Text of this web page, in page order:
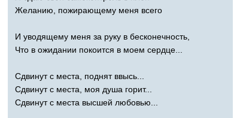
Желанию, пожирающему меня всего
И уводящему меня за руку в бесконечность,
Что в ожидании покоится в моем сердце...
Сдвинут с места, поднят ввысь...
Сдвинут с места, моя душа горит...
Сдвинут с места высшей любовью...